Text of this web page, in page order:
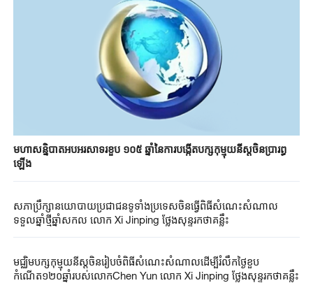
មហាសន្និបាតអបអរសាទរខួប ១០៥ ឆ្នាំនៃការបង្កើតបក្សកុម្មុយនីស្តចិនប្រារព្ធ
ឡើង
សភាប្រឹក្សានយោបាយប្រជាជនទូទាំងប្រទេសចិនធ្វើពិធីសំណេះសំណាល
ទទួលឆ្នាំថ្មីឆ្នាំសកល លោក Xi Jinping ថ្លែងសុន្ទរកថាគន្លឹះ
មជ្ឈិមបក្សកុម្មុយនីស្តចិនរៀបចំពិធីសំណេះសំណាលដើម្បីរំលឹកថ្ងៃខួប
កំណើត១២០ឆ្នាំរបស់លោកChen Yun លោក Xi Jinping ថ្លែងសុន្ទរកថាគន្លឹះ